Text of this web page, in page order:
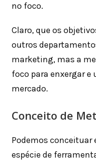
no foco.
Claro, que os
outros
marketing, mas a
foco para enxergar
mercado.
Conceito de
Podemos conceituar
espécie de